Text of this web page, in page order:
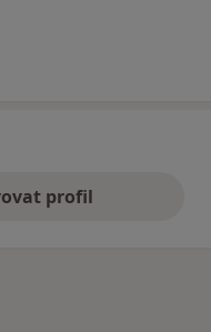
Váš účet byl odstraněn
profil